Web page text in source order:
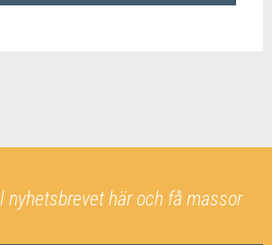
nyhetsbrevet här och få massor